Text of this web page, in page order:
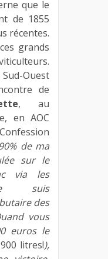
que le
de 1855
récentes.
grands
Ouest
de
, au
en AOC
de ma
sur le
via les
suis
des
vous
euros le
litres!),